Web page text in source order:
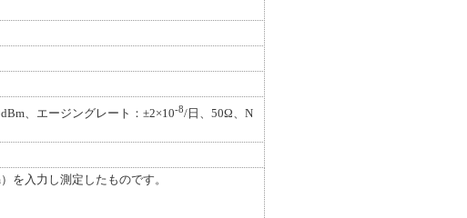
、エージングレート：±2×10-8/日、50Ω、N
を入力し測定したものです。